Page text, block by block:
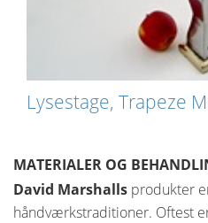
Lysestage, Trapeze
MATERIALER OG
David Marshalls produkter
håndværkstraditioner. Oftest